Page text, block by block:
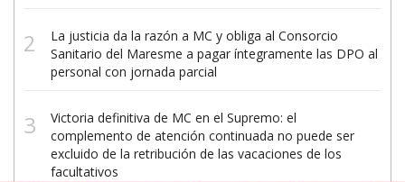
La justicia da la razón a MC y obliga al Consorcio
Sanitario del Maresme a pagar íntegramente las DPO al
personal con jornada parcial
Victoria definitiva de MC en el Supremo: el
complemento de atención continuada no puede ser
excluido de la retribución de las vacaciones de los
facultativos